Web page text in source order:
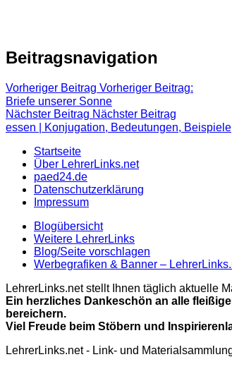
Beitragsnavigation
Vorheriger Beitrag Vorheriger Beitrag:
Briefe unserer Sonne
Nächster Beitrag Nächster Beitrag
essen | Konjugation, Bedeutungen,
Startseite
Über LehrerLinks.net
paed24.de
Datenschutzerklärung
Impressum
Blogübersicht
Weitere LehrerLinks
Blog/Seite vorschlagen
Werbegrafiken & Banner –
LehrerLinks.net stellt Ihnen täglich aktuelle
Ein herzliches Dankeschön an alle
bereichern.
Viel Freude beim Stöbern und
LehrerLinks.net - Link- und